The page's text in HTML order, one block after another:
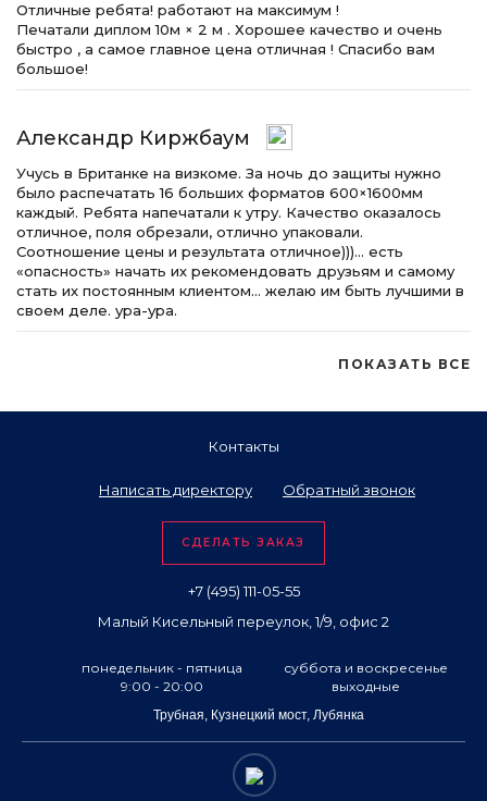
Отличные ребята! работают на максимум !
Печатали диплом 10м × 2 м . Хорошее качество и очень
быстро , а самое главное цена отличная ! Спасибо вам
большое!
Александр Киржбаум
Учусь в Британке на визкоме. За ночь до защиты нужно
было распечатать 16 больших форматов 600×1600мм
каждый. Ребята напечатали к утру. Качество оказалось
отличное, поля обрезали, отлично упаковали.
Соотношение цены и результата отличное)))… есть
«опасность» начать их рекомендовать друзьям и самому
стать их постоянным клиентом… желаю им быть лучшими в
своем деле. ура-ура.
ПОКАЗАТЬ ВСЕ
Контакты
Написать директору Обратный звонок
СДЕЛАТЬ ЗАКАЗ
+7 (495) 111-05-55
Малый Кисельный переулок, 1/9, офис 2
понедельник - пятница
9:00 - 20:00
суббота и воскресенье
выходные
Трубная, Кузнецкий мост, Лубянка